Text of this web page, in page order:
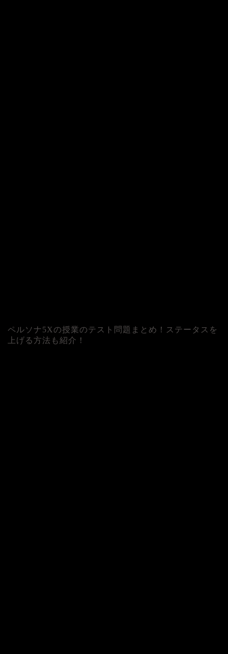
ペルソナ5Xの授業のテスト問題まとめ！ステータスを
上げる方法も紹介！